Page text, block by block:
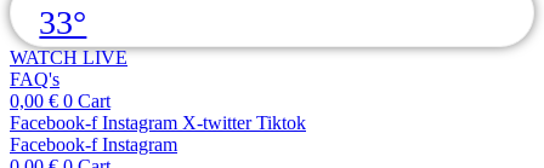
33°
WATCH LIVE
FAQ's
0,00 € 0 Cart
Facebook-f Instagram X-twitter Tiktok
Facebook-f Instagram